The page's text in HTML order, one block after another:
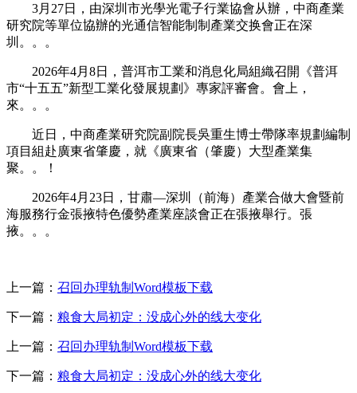
3月27日，由深圳市光學光電子行業協會从辦，中商產業
研究院等單位協辦的光通信智能制制產業交换會正在深
圳。。。
2026年4月8日，普洱市工業和消息化局組織召開《普洱
市“十五五”新型工業化發展規劃》專家評審會。會上，
來。。。
近日，中商產業研究院副院長吳重生博士帶隊率規劃編制
項目組赴廣東省肇慶，就《廣東省（肇慶）大型產業集
聚。。！
2026年4月23日，甘肅—深圳（前海）產業合做大會暨前
海服務行金張掖特色優勢產業座談會正在張掖舉行。張
掖。。。
上一篇： 召回办理轨制Word模板下载
下一篇： 粮食大局初定：没成心外的线大变化
上一篇： 召回办理轨制Word模板下载
下一篇： 粮食大局初定：没成心外的线大变化